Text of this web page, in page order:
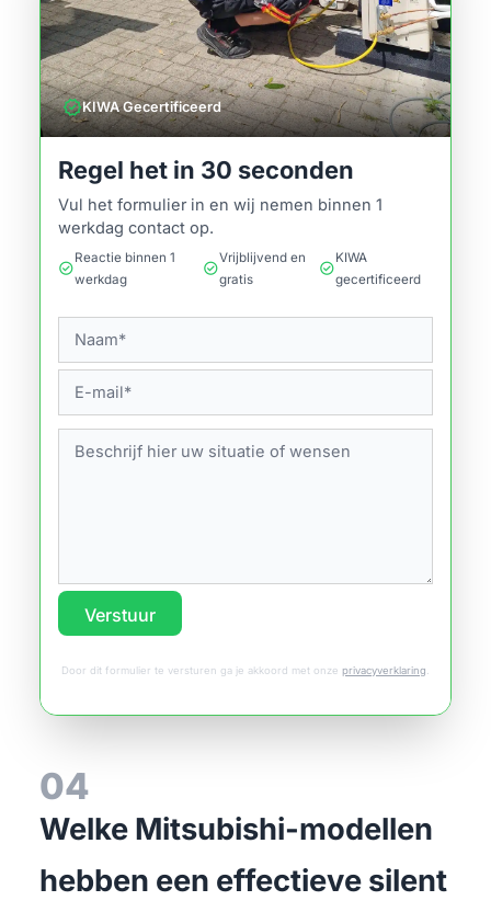
verifiedKIWA Gecertificeerd
Regel het in 30 seconden
Vul het formulier in en wij nemen binnen 1
werkdag contact op.
check_circle
Reactie binnen 1
werkdag
check_circle
Vrijblijvend en
gratis
check_circle
KIWA
gecertificeerd
Verstuur
Door dit formulier te versturen ga je akkoord met onze privacyverklaring.
04
Welke Mitsubishi-modellen
hebben een effectieve silent